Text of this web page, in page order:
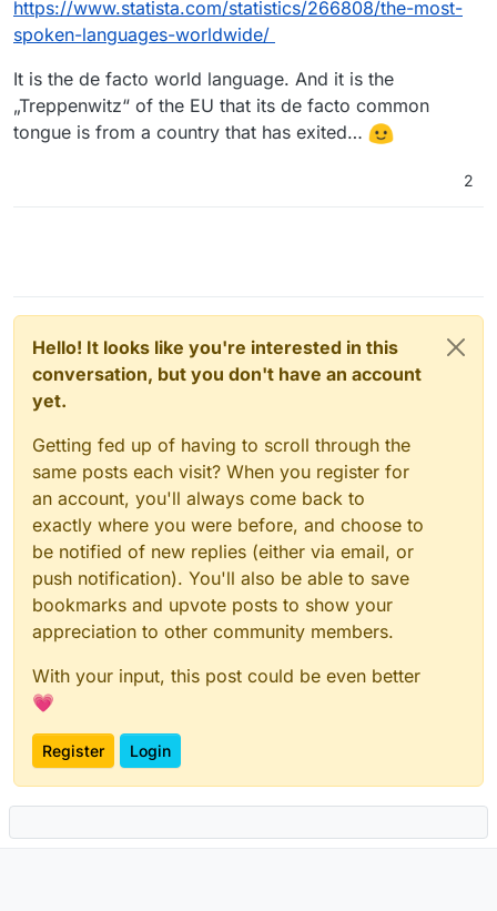
https://www.statista.com/statistics/266808/the-most-
spoken-languages-worldwide/
It is the de facto world language. And it is the
„Treppenwitz“ of the EU that its de facto common
tongue is from a country that has exited…
2
Hello! It looks like you're interested in this
conversation, but you don't have an account
yet.
Getting fed up of having to scroll through the
same posts each visit? When you register for
an account, you'll always come back to
exactly where you were before, and choose to
be notified of new replies (either via email, or
push notification). You'll also be able to save
bookmarks and upvote posts to show your
appreciation to other community members.
With your input, this post could be even better
💗
Register Login